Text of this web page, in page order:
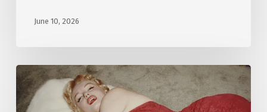
June 10, 2026
La
enigmática
muerte